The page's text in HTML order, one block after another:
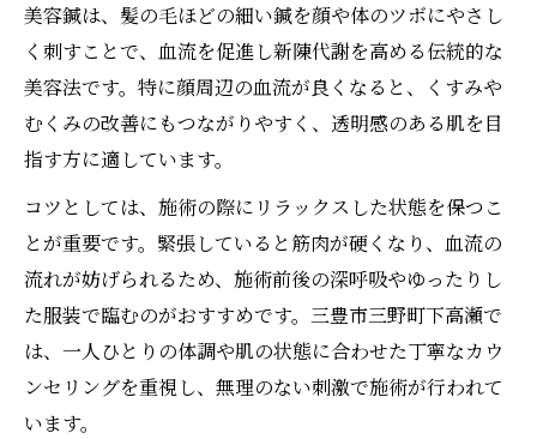
美容鍼は、髪の毛ほどの細い鍼を顔や体のツボにやさし
く刺すことで、血流を促進し新陳代謝を高める伝統的な
美容法です。特に顔周辺の血流が良くなると、くすみや
むくみの改善にもつながりやすく、透明感のある肌を目
指す方に適しています。
コツとしては、施術の際にリラックスした状態を保つこ
とが重要です。緊張していると筋肉が硬くなり、血流の
流れが妨げられるため、施術前後の深呼吸やゆったりし
た服装で臨むのがおすすめです。三豊市三野町下高瀬で
は、一人ひとりの体調や肌の状態に合わせた丁寧なカウ
ンセリングを重視し、無理のない刺激で施術が行われて
います。